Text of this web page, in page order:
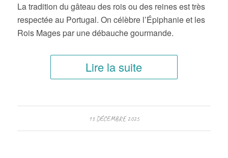
La tradition du gâteau des rois ou des reines est très
respectée au Portugal. On célèbre l’Épiphanie et les
Rois Mages par une débauche gourmande.
Lire la suite
13 DÉCEMBRE 2025